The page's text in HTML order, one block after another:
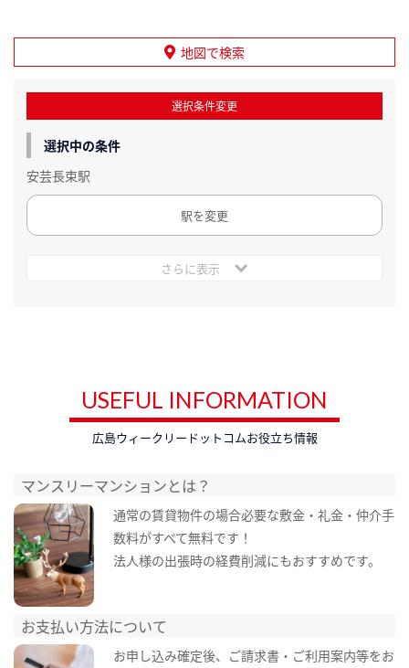
地図で検索
選択条件変更
選択中の条件
安芸長束駅
駅を変更
さらに表示
USEFUL INFORMATION
広島ウィークリードットコムお役立ち情報
マンスリーマンションとは？
通常の賃貸物件の場合必要な敷金・礼金・仲介手
数料がすべて無料です！
法人様の出張時の経費削減にもおすすめです。
お支払い方法について
お申し込み確定後、ご請求書・ご利用案内等をお